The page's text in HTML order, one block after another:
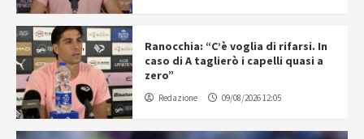
Ranocchia: “C’è voglia di rifarsi. In
caso di A taglierò i capelli quasi a
zero”
Redazione 09/08/2026 12:05